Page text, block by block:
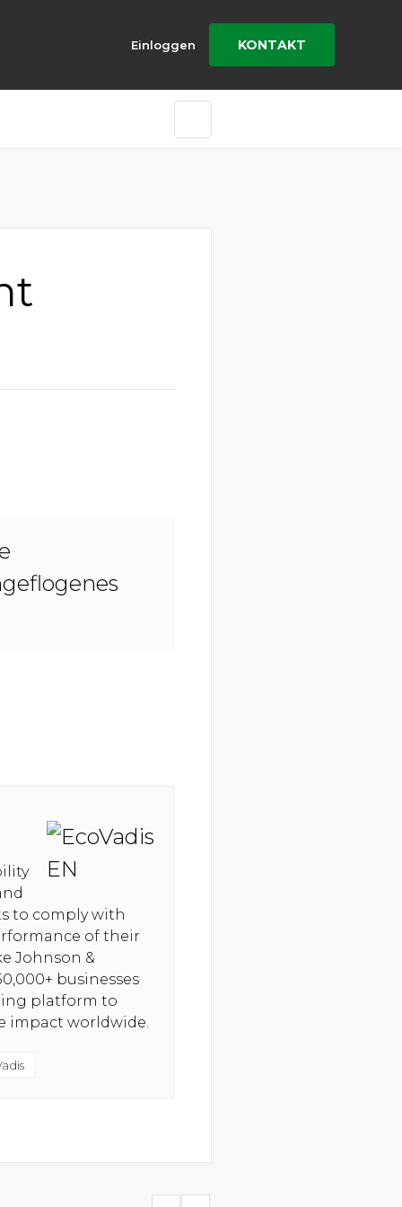
Einloggen KONTAKT
to comply with
of their
Johnson &
businesses
platform to
impact worldwide.